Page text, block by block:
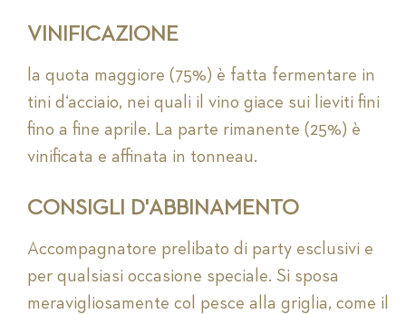
VINIFICAZIONE
la quota maggiore (75%) è fatta fermentare in
tini d‘acciaio, nei quali il vino giace sui lieviti fini
fino a fine aprile. La parte rimanente (25%) è
vinificata e affinata in tonneau.
CONSIGLI D'ABBINAMENTO
Accompagnatore prelibato di party esclusivi e
per qualsiasi occasione speciale. Si sposa
meravigliosamente col pesce alla griglia, come il